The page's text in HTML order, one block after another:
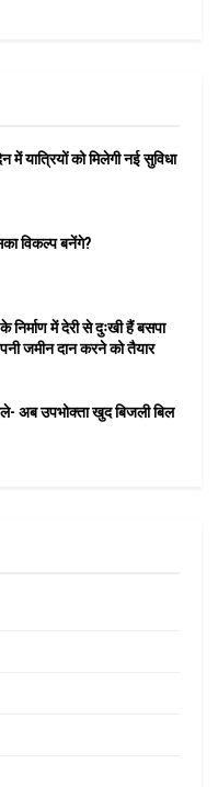
में यात्रियों को मिलेगी नई सुविधा
विकल्प बनेंगे?
में देरी से दुःखी हैं बसपा
जमीन दान करने को तैयार
अब उपभोक्ता खुद बिजली बिल